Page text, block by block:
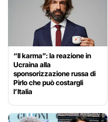
“Il karma”: la reazione in
Ucraina alla
sponsorizzazione russa di
Pirlo che può costargli
l’Italia